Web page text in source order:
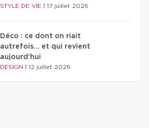
STYLE DE VIE 17 juillet 2026
Déco : ce dont on riait
autrefois... et qui revient
aujourd'hui
DESIGN 12 juillet 2026